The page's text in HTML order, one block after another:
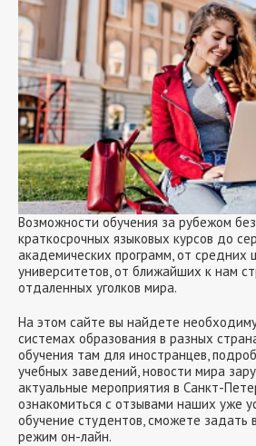
Возможности обучения за рубежом
краткосрочных языковых курсов до
академических программ, от средних
университетов, от ближайших к нам
отдаленных уголков мира.
На этом сайте вы найдете
системах образования в разных
обучения там для иностранцев,
учебных заведений, новости мира
актуальные мероприятия в Санкт-
ознакомиться с отзывами наших уже
обучение студентов, сможете задать
режим он-лайн.